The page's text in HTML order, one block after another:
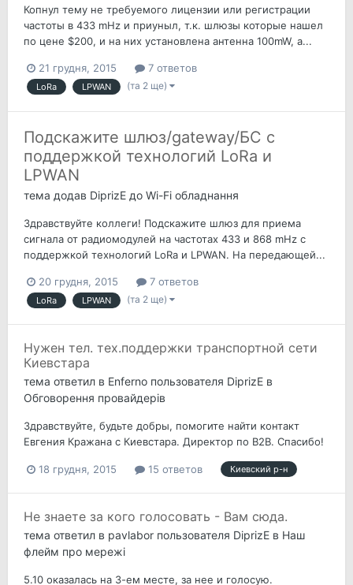
Копнул тему не требуемого лицензии или регистрации
частоты в 433 mHz и приуныл, т.к. шлюзы которые нашел
по цене $200, и на них установлена антенна 100mW, а...
21 грудня, 2015 7 ответов
LoRa LPWAN (та 2 ще)
Подскажите шлюз/gateway/БС с
поддержкой технологий LoRa и
LPWAN
тема додав DiprizE до Wi-Fi обладнання
Здравствуйте коллеги! Подскажите шлюз для приема
сигнала от радиомодулей на частотах 433 и 868 mHz с
поддержкой технологий LoRa и LPWAN. На передающей...
20 грудня, 2015 7 ответов
LoRa LPWAN (та 2 ще)
Нужен тел. тех.поддержки транспортной сети
Киевстара
тема ответил в Enferno пользователя DiprizE в
Обговорення провайдерів
Здравствуйте, будьте добры, помогите найти контакт
Евгения Кражана с Киевстара. Директор по B2B. Спасибо!
18 грудня, 2015 15 ответов Киевский р-н
Не знаете за кого голосовать - Вам сюда.
тема ответил в pavlabor пользователя DiprizE в Наш
флейм про мережі
5.10 оказалась на 3-ем месте, за нее и голосую.